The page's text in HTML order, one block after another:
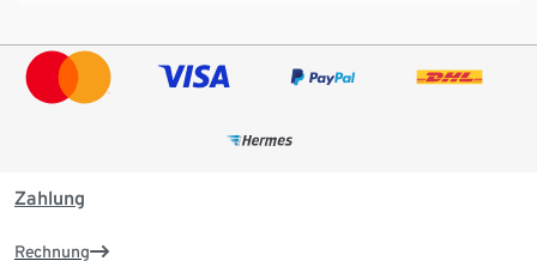
Zahlung
Rechnung